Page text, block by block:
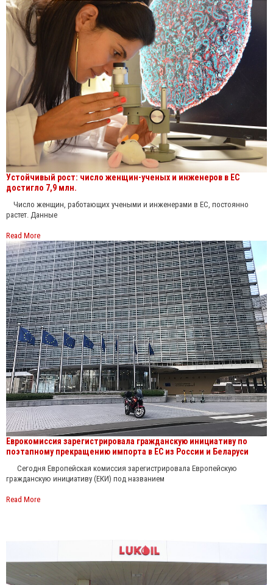
Устойчивый рост: число женщин-ученых и инженеров в ЕС
достигло 7,9 млн.
Число женщин, работающих учеными и инженерами в ЕС, постоянно
растет. Данные
Read More
Еврокомиссия зарегистрировала гражданскую инициативу по
поэтапному прекращению импорта в ЕС из России и Беларуси
Сегодня Европейская комиссия зарегистрировала Европейскую
гражданскую инициативу (ЕКИ) под названием
Read More